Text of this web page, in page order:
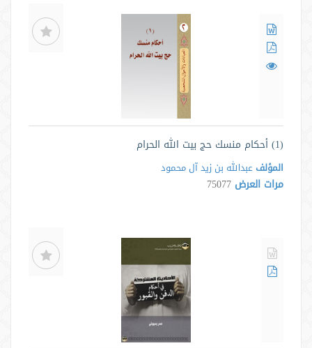
(1) أحكام منسك حج بيت الله الحرام
المؤلف عبدالله بن زيد آل محمود
مرات العرض 75077